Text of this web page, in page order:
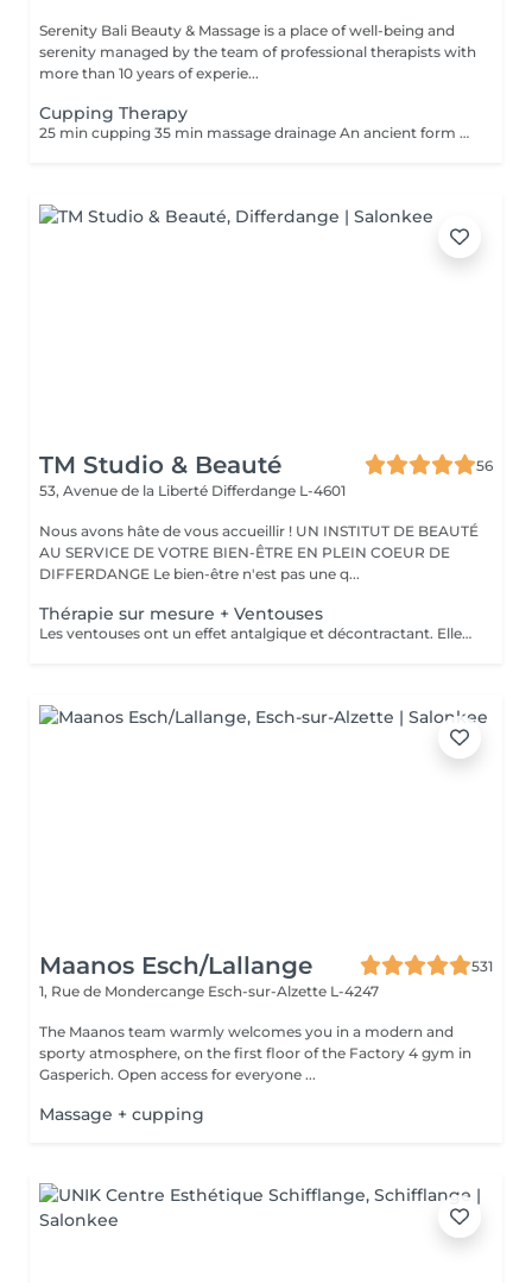
Serenity Bali Beauty & Massage is a place of well-being and
serenity managed by the team of professional therapists with
more than 10 years of experie...
Cupping Therapy
25 min cupping 35 min massage drainage An ancient form of alternative medicine in which a therapist puts special cups on your skin for a few minutes to create suction. People get it for many purposes, including to help with pain, inflammation, blood flow, relaxation and well-being, and as a type of deep-tissue massage.
TM Studio & Beauté
56
53, Avenue de la Liberté Differdange L-4601
Nous avons hâte de vous accueillir ! UN INSTITUT DE BEAUTÉ
AU SERVICE DE VOTRE BIEN-ÊTRE EN PLEIN COEUR DE
DIFFERDANGE Le bien-être n'est pas une q...
Thérapie sur mesure + Ventouses
Les ventouses ont un effet antalgique et décontractant. Elles sont recommandées pour soigner différentes lésions musculaires et articulaires : entorses bénignes, contractures, élongations, crampes, lombalgies, tendinites. Les traitement par ventouses sont combinés avec des massages local avec technique isolées et massage relaxant.
Maanos Esch/Lallange
531
1, Rue de Mondercange Esch-sur-Alzette L-4247
The Maanos team warmly welcomes you in a modern and
sporty atmosphere, on the first floor of the Factory 4 gym in
Gasperich. Open access for everyone ...
Massage + cupping